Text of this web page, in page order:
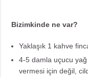
Bizimkinde ne var?
Yaklaşık 1 kahve
4-5 damla uçucu yağ
vermesi için değil,